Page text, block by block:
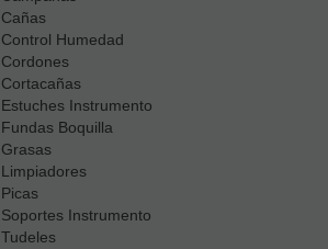
Cañas
Control Humedad
Cordones
Cortacañas
Estuches Instrumento
Fundas Boquilla
Grasas
Limpiadores
Picas
Soportes Instrumento
Tudeles